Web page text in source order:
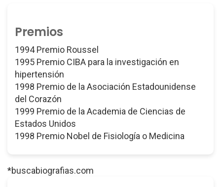
Premios
1994 Premio Roussel
1995 Premio CIBA para la investigación en
hipertensión
1998 Premio de la Asociación Estadounidense
del Corazón
1999 Premio de la Academia de Ciencias de
Estados Unidos
1998 Premio Nobel de Fisiología o Medicina
*buscabiografias.com